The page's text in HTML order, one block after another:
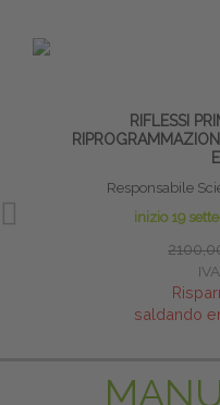
RIFLESSI
Responsabile
inizio 19
saldando